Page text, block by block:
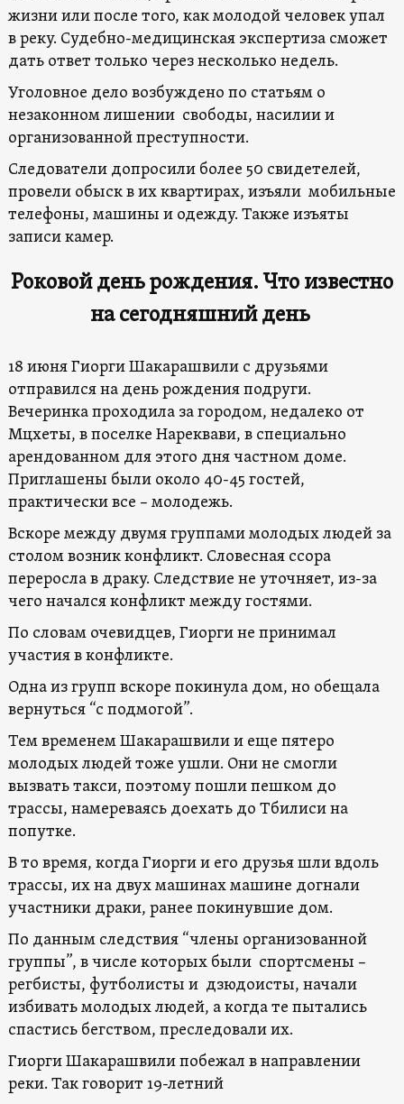
жизни или после того, как молодой человек упал
в реку. Судебно-медицинская экспертиза сможет
дать ответ только через несколько недель.
Уголовное дело возбуждено по статьям о
незаконном лишении свободы, насилии и
организованной преступности.
Следователи допросили более 50 свидетелей,
провели обыск в их квартирах, изъяли мобильные
телефоны, машины и одежду. Также изъяты
записи камер.
Роковой день рождения. Что известно
на сегодняшний день
18 июня Гиорги Шакарашвили с друзьями
отправился на день рождения подруги.
Вечеринка проходила за городом, недалеко от
Мцхеты, в поселке Нареквави, в специально
арендованном для этого дня частном доме.
Приглашены были около 40-45 гостей,
практически все – молодежь.
Вскоре между двумя группами молодых людей за
столом возник конфликт. Словесная ссора
переросла в драку. Следствие не уточняет, из-за
чего начался конфликт между гостями.
По словам очевидцев, Гиорги не принимал
участия в конфликте.
Одна из групп вскоре покинула дом, но обещала
вернуться “с подмогой”.
Тем временем Шакарашвили и еще пятеро
молодых людей тоже ушли. Они не смогли
вызвать такси, поэтому пошли пешком до
трассы, намереваясь доехать до Тбилиси на
попутке.
В то время, когда Гиорги и его друзья шли вдоль
трассы, их на двух машинах машине догнали
участники драки, ранее покинувшие дом.
По данным следствия “члены организованной
группы”, в числе которых были спортсмены –
регбисты, футболисты и дзюдоисты, начали
избивать молодых людей, а когда те пытались
спастись бегством, преследовали их.
Гиорги Шакарашвили побежал в направлении
реки. Так говорит 19-летний